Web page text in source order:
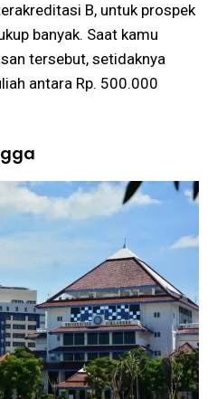
B, untuk prospek
banyak. Saat kamu
tersebut, setidaknya
antara Rp. 500.000